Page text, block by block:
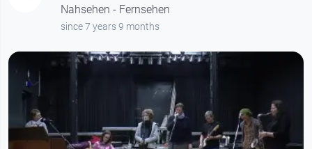
Nahsehen - Fernsehen
since 7 years 9 months